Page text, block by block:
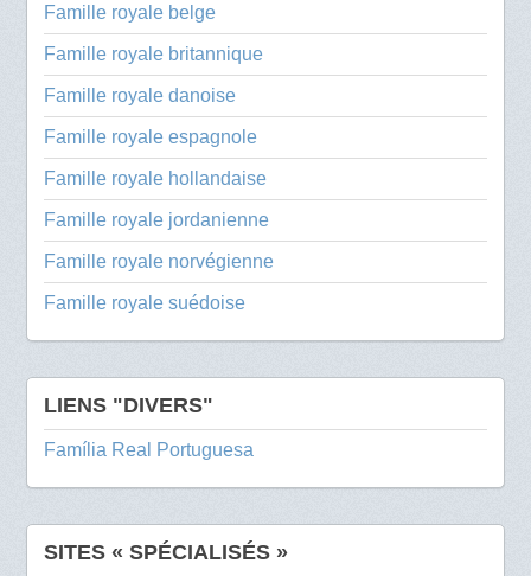
Famille royale belge
Famille royale britannique
Famille royale danoise
Famille royale espagnole
Famille royale hollandaise
Famille royale jordanienne
Famille royale norvégienne
Famille royale suédoise
LIENS "DIVERS"
Família Real Portuguesa
SITES « SPÉCIALISÉS »